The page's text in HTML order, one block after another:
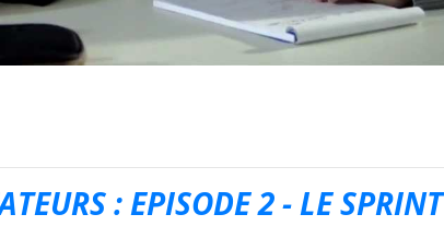
: EPISODE 2 - LE SPRINT